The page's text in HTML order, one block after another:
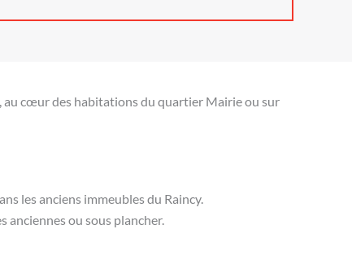
au cœur des habitations du quartier Mairie ou sur
les anciens immeubles du Raincy.
anciennes ou sous plancher.